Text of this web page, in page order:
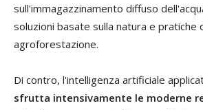
sull'immagazzinamento diffuso
soluzioni basate sulla natura e pratiche
agroforestazione.
Di contro, l'intelligenza artificiale
sfrutta intensivamente le moderne